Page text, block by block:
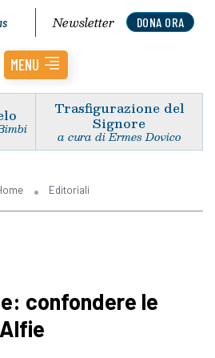
DONA ORA
Newsletter
MENU
Trasfigurazione del
Signore
a cura di Ermes Dovico
Editoriali
confondere le